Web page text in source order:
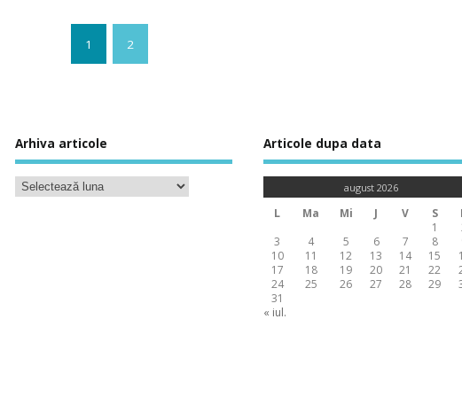
1 2
Arhiva articole Articole dupa data
august 2026
L Ma Mi J V S
1
3
4 5 6 7 8
10
11 12 13 14 15
17
18 19 20 21 22
24
25 26 27 28 29
31
« iul.